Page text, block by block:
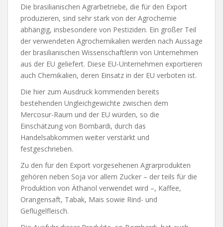
Die brasilianischen Agrarbetriebe, die für den Export
produzieren, sind sehr stark von der Agrochemie
abhängig, insbesondere von Pestiziden. Ein großer Teil
der verwendeten Agrochemikalien werden nach Aussage
der brasilianischen Wissenschaftlerin von Unternehmen
aus der EU geliefert. Diese EU-Unternehmen exportieren
auch Chemikalien, deren Einsatz in der EU verboten ist.
Die hier zum Ausdruck kommenden bereits
bestehenden Ungleichgewichte zwischen dem
Mercosur-Raum und der EU würden, so die
Einschätzung von Bombardi, durch das
Handelsabkommen weiter verstärkt und
festgeschrieben.
Zu den für den Export vorgesehenen Agrarprodukten
gehören neben Soja vor allem Zucker – der teils für die
Produktion von Äthanol verwendet wird –, Kaffee,
Orangensaft, Tabak, Mais sowie Rind- und
Geflügelfleisch.